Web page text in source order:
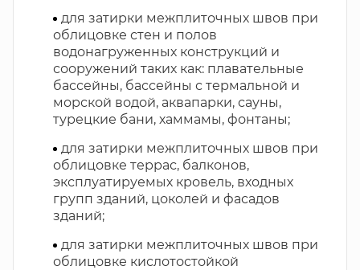
для затирки межплиточных швов при
облицовке стен и полов
водонагруженных конструкций и
сооружений таких как: плавательные
бассейны, бассейны с термальной и
морской водой, аквапарки, сауны,
турецкие бани, хаммамы, фонтаны;
для затирки межплиточных швов при
облицовке террас, балконов,
эксплуатируемых кровель, входных
групп зданий, цоколей и фасадов
зданий;
для затирки межплиточных швов при
облицовке кислотостойкой